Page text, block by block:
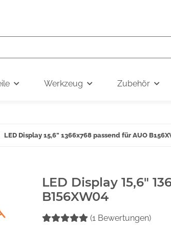
Werkzeug Zubehör
LED Display 15,6" 1366x768 passend für AUO
LED Display 15,6"
B156XW04
(1 Bewertungen)